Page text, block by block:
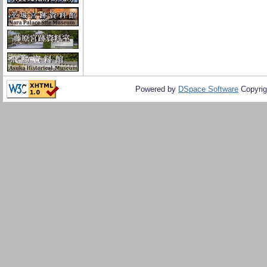
Powered by DSpace Software